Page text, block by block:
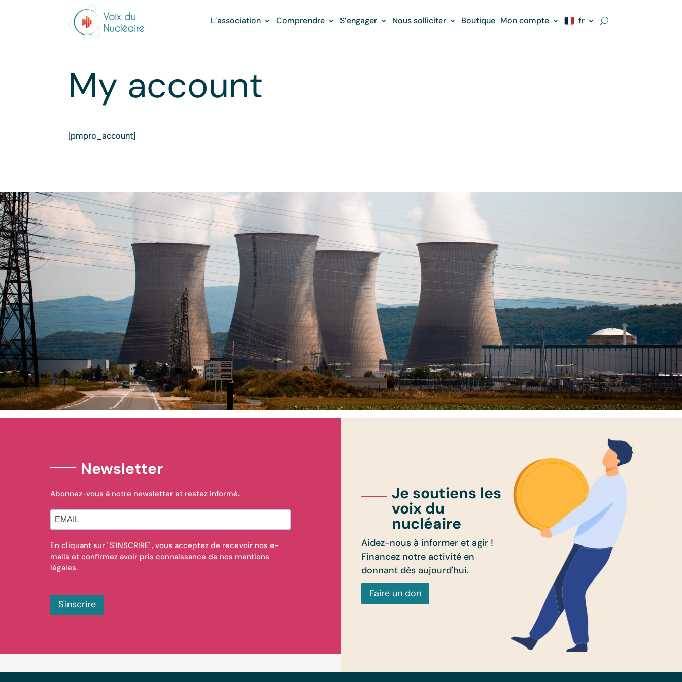
L’association Comprendre S’engager Nous solliciter Boutique Mon compte fr
My account
[pmpro_account]
Newsletter
Abonnez-vous à notre newsletter et restez informé.
En cliquant sur "S'INSCRIRE", vous acceptez de recevoir nos e-
mails et confirmez avoir pris connaissance de nos mentions
légales.
S'inscrire
Je soutiens les
voix du
nucléaire
Aidez-nous à informer et agir !
Financez notre activité en
donnant dès aujourd'hui.
Faire un don